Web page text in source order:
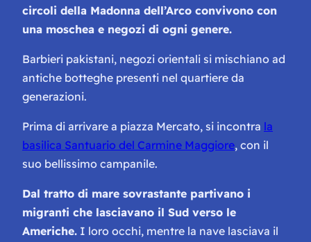
circoli della Madonna dell’Arco convivono con
una moschea e negozi di ogni genere.
Barbieri pakistani, negozi orientali si mischiano ad
antiche botteghe presenti nel quartiere da
generazioni.
Prima di arrivare a piazza Mercato, si incontra la
basilica Santuario del Carmine Maggiore, con il
suo bellissimo campanile.
Dal tratto di mare sovrastante partivano i
migranti che lasciavano il Sud verso le
Americhe. I loro occhi, mentre la nave lasciava il